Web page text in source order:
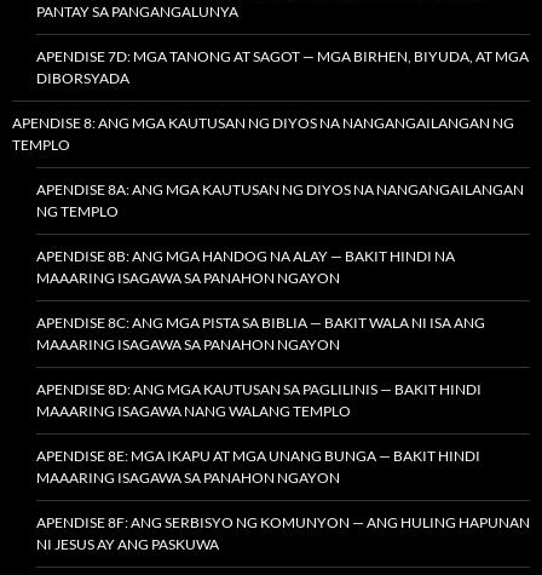
PANTAY SA PANGANGALUNYA
APENDISE 7D: MGA TANONG AT SAGOT — MGA BIRHEN, BIYUDA, AT MGA
DIBORSYADA
APENDISE 8: ANG MGA KAUTUSAN NG DIYOS NA NANGANGAILANGAN NG
TEMPLO
APENDISE 8A: ANG MGA KAUTUSAN NG DIYOS NA NANGANGAILANGAN
NG TEMPLO
APENDISE 8B: ANG MGA HANDOG NA ALAY — BAKIT HINDI NA
MAAARING ISAGAWA SA PANAHON NGAYON
APENDISE 8C: ANG MGA PISTA SA BIBLIA — BAKIT WALA NI ISA ANG
MAAARING ISAGAWA SA PANAHON NGAYON
APENDISE 8D: ANG MGA KAUTUSAN SA PAGLILINIS — BAKIT HINDI
MAAARING ISAGAWA NANG WALANG TEMPLO
APENDISE 8E: MGA IKAPU AT MGA UNANG BUNGA — BAKIT HINDI
MAAARING ISAGAWA SA PANAHON NGAYON
APENDISE 8F: ANG SERBISYO NG KOMUNYON — ANG HULING HAPUNAN
NI JESUS AY ANG PASKUWA